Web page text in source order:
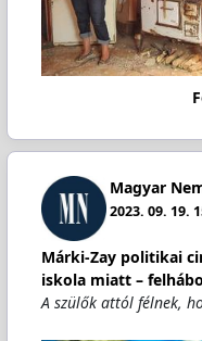
Magyar
2023. 09. 19.
Márki-Zay politikai
iskola miatt –
A szülők attól félnek,